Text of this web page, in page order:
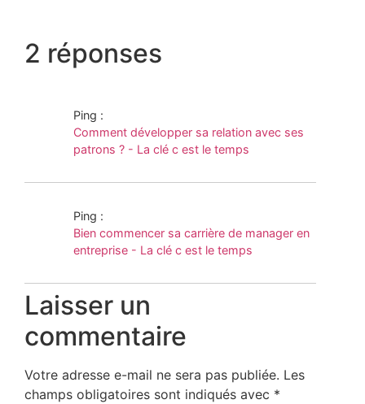
2 réponses
Ping :
Comment développer sa relation avec ses
patrons ? - La clé c est le temps
Ping :
Bien commencer sa carrière de manager en
entreprise - La clé c est le temps
Laisser un
commentaire
Votre adresse e-mail ne sera pas publiée. Les
champs obligatoires sont indiqués avec *